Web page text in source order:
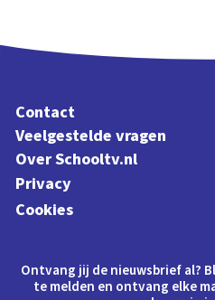
Contact
Veelgestelde vragen
Over Schooltv.nl
Privacy
Cookies
Ontvang jij de nieuwsbrief al?
te melden en ontvang elke